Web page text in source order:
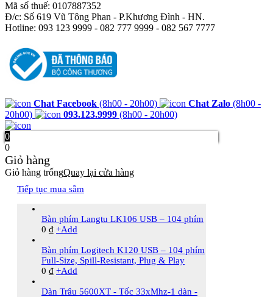
Mã số thuế: 0107887352
Đ/c: Số 619 Vũ Tông Phan - P.Khương Đình - HN.
Hotline: 093 123 9999 - 082 777 9999 - 082 567 7777
Chat Facebook (8h00 - 20h00) Chat Zalo (8h00 -
20h00)
093.123.9999 (8h00 - 20h00)
0
0
Giỏ hàng
Giỏ hàng trốngQuay lại cửa hàng
Tiếp tục mua sắm
Bàn phím Langtu LK106 USB – 104 phím
0 ₫ +Add
Bàn phím Logitech K120 USB – 104 phím
Full-Size, Spill-Resistant, Plug & Play
0 ₫ +Add
Dàn Trâu 5600XT - Tốc 33xMhz-1 dàn -